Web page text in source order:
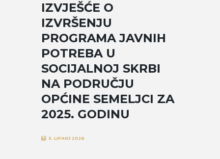
IZVJEŠĆE O
IZVRŠENJU
PROGRAMA JAVNIH
POTREBA U
SOCIJALNOJ SKRBI
NA PODRUČJU
OPĆINE SEMELJCI ZA
2025. GODINU
5. LIPANJ 2026.